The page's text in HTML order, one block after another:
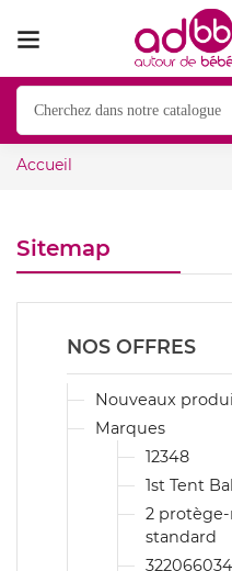
Accueil
Sitemap
NOS OFFRES
Nouveaux
Marques
12348
1st Tent
2
standard